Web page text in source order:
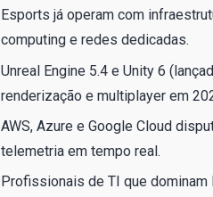
Esports já operam com
computing e redes dedicadas.
Unreal Engine 5.4 e Unity 6
renderização e multiplayer em
AWS, Azure e Google Cloud
telemetria em tempo real.
Profissionais de TI que